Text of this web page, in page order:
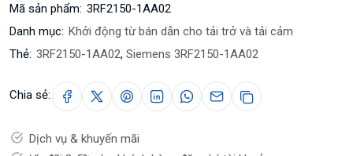
Mã sản phẩm: 3RF2150-1AA02
Danh mục: Khởi động từ bán dẫn cho tải trở và tải cảm
Thẻ: 3RF2150-1AA02, Siemens 3RF2150-1AA02
Chia sẻ:
Dịch vụ & khuyến mãi